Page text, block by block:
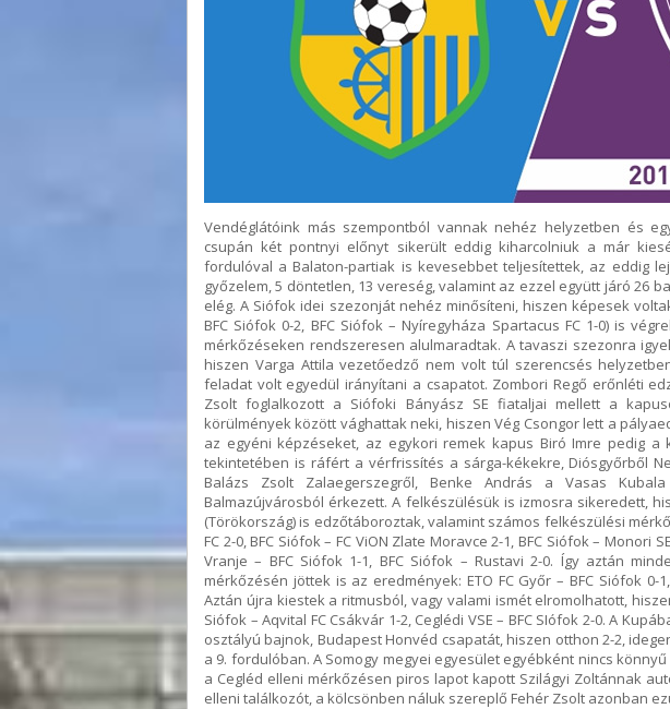
Vendéglátóink más szempontból vannak nehéz helyzetben és
csupán két pontnyi előnyt sikerült eddig kiharcolniuk a már
fordulóval a Balaton-partiak is kevesebbet teljesítettek, az eddig
győzelem, 5 döntetlen, 13 vereség, valamint az ezzel együtt járó 26
elég. A Siófok idei szezonját nehéz minősíteni, hiszen képesek
BFC Siófok 0-2, BFC Siófok – Nyíregyháza Spartacus FC 1-0) is
mérkőzéseken rendszeresen alulmaradtak. A tavaszi szezonra
hiszen Varga Attila vezetőedző nem volt túl szerencsés
feladat volt egyedül irányítani a csapatot. Zombori Regő erőnléti
Zsolt foglalkozott a Siófoki Bányász SE fiataljai mellett a
körülmények között vághattak neki, hiszen Vég Csongor lett a
az egyéni képzéseket, az egykori remek kapus Biró Imre pedig
tekintetében is ráfért a vérfrissítés a sárga-kékekre, Diósgyőrből
Balázs Zsolt Zalaegerszegről, Benke András a Vasas
Balmazújvárosból érkezett. A felkészülésük is izmosra sikeredett,
(Törökország) is edzőtáboroztak, valamint számos felkészülési
FC 2-0, BFC Siófok – FC ViON Zlate Moravce 2-1, BFC Siófok – Monori
Vranje – BFC Siófok 1-1, BFC Siófok – Rustavi 2-0. Így aztán
mérkőzésén jöttek is az eredmények: ETO FC Győr – BFC Siófok 0-
Aztán újra kiestek a ritmusból, vagy valami ismét elromolhatott,
Siófok – Aqvital FC Csákvár 1-2, Ceglédi VSE – BFC SIófok 2-0. A
osztályú bajnok, Budapest Honvéd csapatát, hiszen otthon 2-2,
a 9. fordulóban. A Somogy megyei egyesület egyébként nincs
a Cegléd elleni mérkőzésen piros lapot kapott Szilágyi Zoltánnak
elleni találkozót, a kölcsönben náluk szereplő Fehér Zsolt azonban